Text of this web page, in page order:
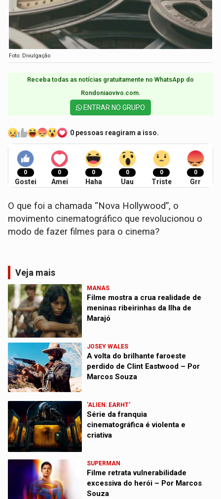
Foto: Divulgação
Receba todas as notícias gratuitamente no WhatsApp do
Rondoniaovivo.com.​
ENTRAR NO GRUPO
0 pessoas reagiram a isso.
0
Gostei
0
Amei
0
Haha
0
Uau
0
Triste
0
Grr
O que foi a chamada “Nova Hollywood”, o
movimento cinematográfico que revolucionou o
modo de fazer filmes para o cinema?
Veja mais
MANAS
Filme mostra a crua realidade de
meninas ribeirinhas da Ilha de
Marajó
JOSEY WALES
A volta do brilhante faroeste
perdido de Clint Eastwood – Por
Marcos Souza
'ALIEN: EARHT'
Série da franquia
cinematográfica é violenta e
criativa
SUPERMAN
Filme retrata vulnerabilidade
excessiva do herói – Por Marcos
Souza